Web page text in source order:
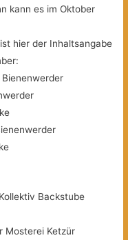
kann es im Oktober
hier der Inhaltsangabe
Backstube
Mosterei Ketzür